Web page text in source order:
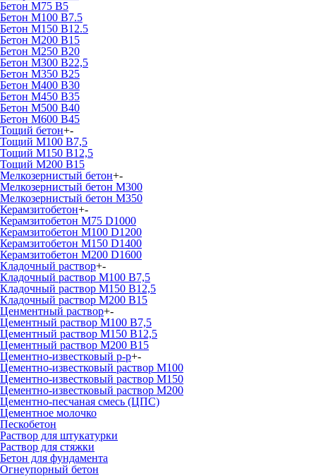
Бетон М75 В5
Бетон М100 В7.5
Бетон М150 В12.5
Бетон М200 В15
Бетон М250 В20
Бетон М300 В22,5
Бетон М350 В25
Бетон М400 В30
Бетон М450 В35
Бетон М500 В40
Бетон М600 В45
Тощий бетон+-
Тощий М100 В7,5
Тощий М150 В12,5
Тощий М200 В15
Мелкозернистый бетон+-
Мелкозернистый бетон М300
Мелкозернистый бетон М350
Керамзитобетон+-
Керамзитобетон М75 D1000
Керамзитобетон М100 D1200
Керамзитобетон М150 D1400
Керамзитобетон М200 D1600
Кладочный раствор+-
Кладочный раствор М100 В7,5
Кладочный раствор М150 В12,5
Кладочный раствор М200 В15
Ценментный раствор+-
Цементный раствор М100 B7,5
Цементный раствор М150 B12,5
Цементный раствор М200 B15
Цементно-известковый р-р+-
Цементно-известковый раствор М100
Цементно-известковый раствор М150
Цементно-известковый раствор М200
Цементно-песчаная смесь (ЦПС)
Цементное молочко
Пескобетон
Раствор для штукатурки
Раствор для стяжки
Бетон для фундамента
Огнеупорный бетон